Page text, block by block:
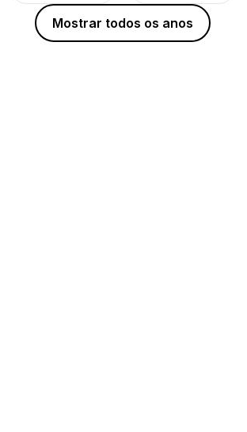
Mostrar todos os anos